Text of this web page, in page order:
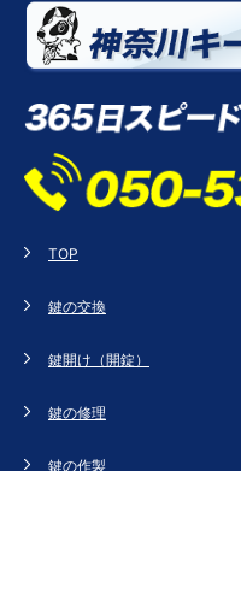
TOP
鍵の交換
鍵開け（開錠）
鍵の修理
鍵の作製